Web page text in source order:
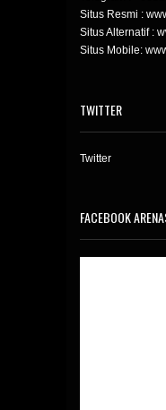
Situs Resmi :
Situs Alternatif :
Situs Mobile:
TWITTER
Twitter
FACEBOOK